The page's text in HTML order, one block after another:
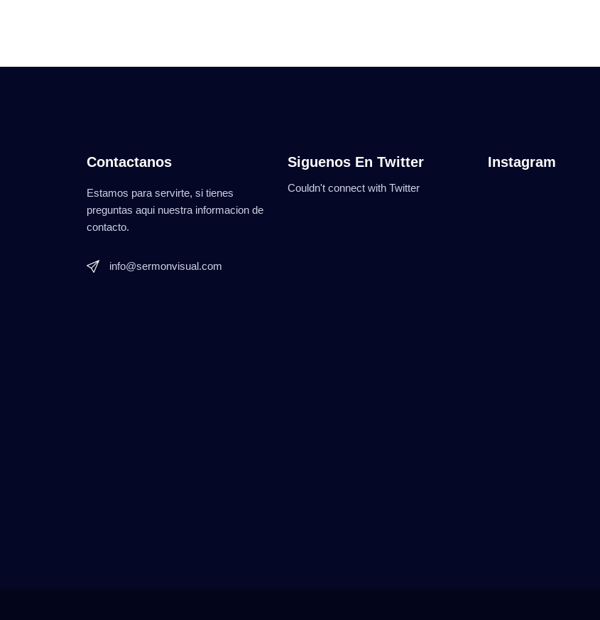
Contactanos
Estamos para servirte, si tienes
preguntas aqui nuestra informacion de
contacto.
info@sermonvisual.com
Siguenos En Twitter
Couldn't connect with Twitter
Instagram